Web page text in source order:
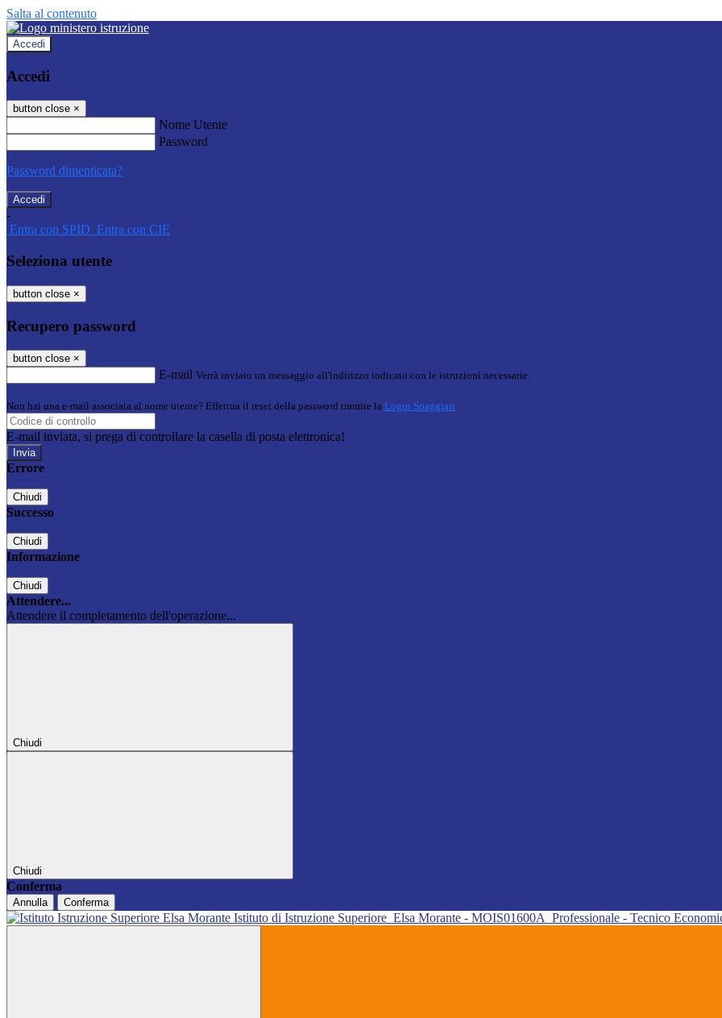
Salta al contenuto
Accedi
Accedi
button close ×
Nome Utente
Password
Password dimenticata?
-
Entra con SPID Entra con CIE
Seleziona utente
button close ×
Recupero password
button close ×
E-mail Verrà inviato un messaggio all'indirizzo indicato con le istruzioni necessarie.
Non hai una e-mail associata al nome utente? Effettua il reset della password tramite la Login Spaggiari
E-mail inviata, si prega di controllare la casella di posta elettronica!
Errore
Chiudi
Successo
Chiudi
Informazione
Chiudi
Attendere...
Attendere il completamento dell'operazione...
Chiudi
Chiudi
Conferma
Annulla Conferma
Istituto di Istruzione Superiore Elsa Morante - MOIS01600A Professionale - Tecnico